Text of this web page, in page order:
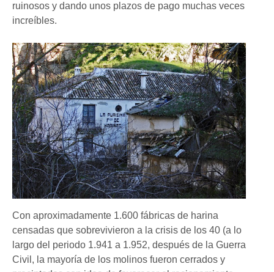
ruinosos y dando unos plazos de pago muchas veces
increíbles.
Con aproximadamente 1.600 fábricas de harina
censadas que sobrevivieron a la crisis de los 40 (a lo
largo del periodo 1.941 a 1.952, después de la Guerra
Civil, la mayoría de los molinos fueron cerrados y